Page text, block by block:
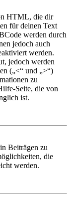
HTML, die dir
für deinen Text
werden durch
jedoch auch
werden.
jedoch werden
(„<“ und „>“)
zu
Seite, die von
ist.
Beiträgen zu
die
werden.